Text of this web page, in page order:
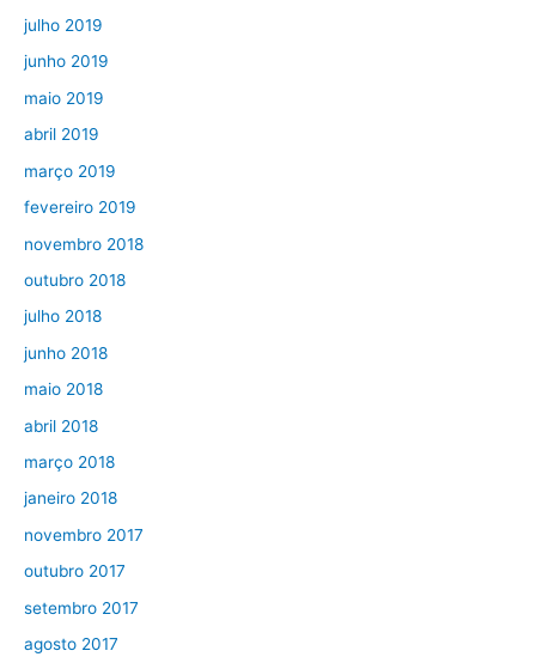
julho 2019
junho 2019
maio 2019
abril 2019
março 2019
fevereiro 2019
novembro 2018
outubro 2018
julho 2018
junho 2018
maio 2018
abril 2018
março 2018
janeiro 2018
novembro 2017
outubro 2017
setembro 2017
agosto 2017